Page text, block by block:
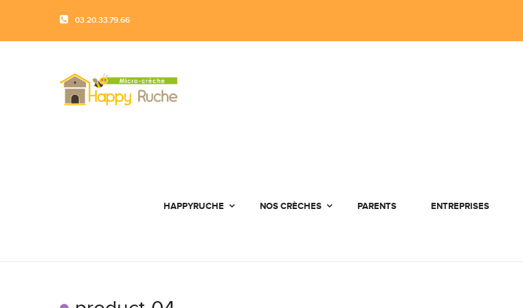
03.20.33.79.66
HAPPYRUCHE NOS CRÈCHES PARENTS ENTREPRISES